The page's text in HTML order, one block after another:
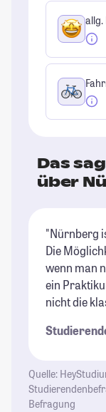
allg.
Das
über
"Nürnberg
Die
wenn man
ein
nicht die
Quelle:
Befragung